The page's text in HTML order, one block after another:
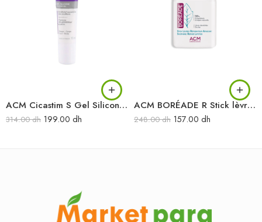
ACM Cicastim S Gel Silicone Cicatrisation Visage Et Corps 15ml
314.00dh 199.00 dh
ACM BORÉADE R Stick lèvres réparateur apaisant 9.2G
248.00dh 157.00 dh